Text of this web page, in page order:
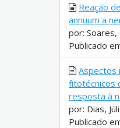
Reação
annuum a
por: Soares,
Publicado
Aspectos
fitotécnicos
resposta à
por: Dias,
Publicado